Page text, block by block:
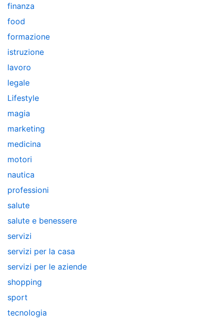
finanza
food
formazione
istruzione
lavoro
legale
Lifestyle
magia
marketing
medicina
motori
nautica
professioni
salute
salute e benessere
servizi
servizi per la casa
servizi per le aziende
shopping
sport
tecnologia